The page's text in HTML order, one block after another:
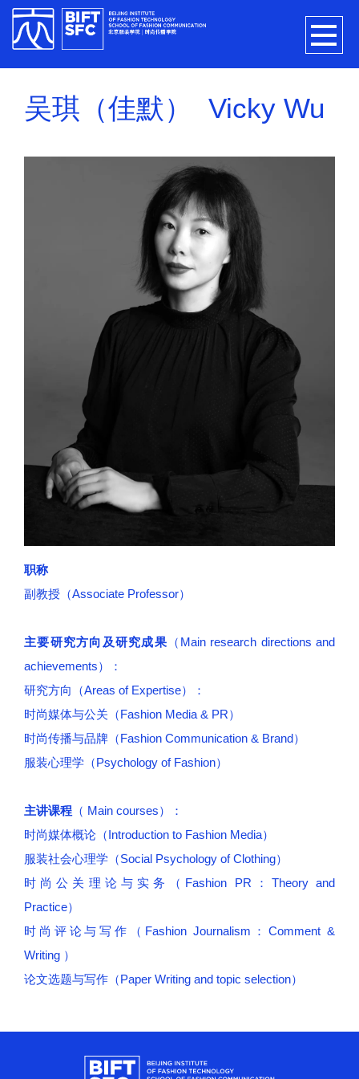
吴琪（佳默） Vicky Wu
职称
副教授（Associate Professor）
主要研究方向及研究成果 （Main research directions and
achievements）：
研究方向（Areas of Expertise）：
时尚媒体与公关（Fashion Media & PR）
时尚传播与品牌（Fashion Communication & Brand）
服装心理学（Psychology of Fashion）
主讲课程 （ Main courses）：
时尚媒体概论（Introduction to Fashion Media）
服装社会心理学（Social Psychology of Clothing）
时尚公关理论与实务（Fashion PR：Theory and
Practice）
时尚评论与写作（Fashion Journalism：Comment &
Writing ）
论文选题与写作（Paper Writing and topic selection）